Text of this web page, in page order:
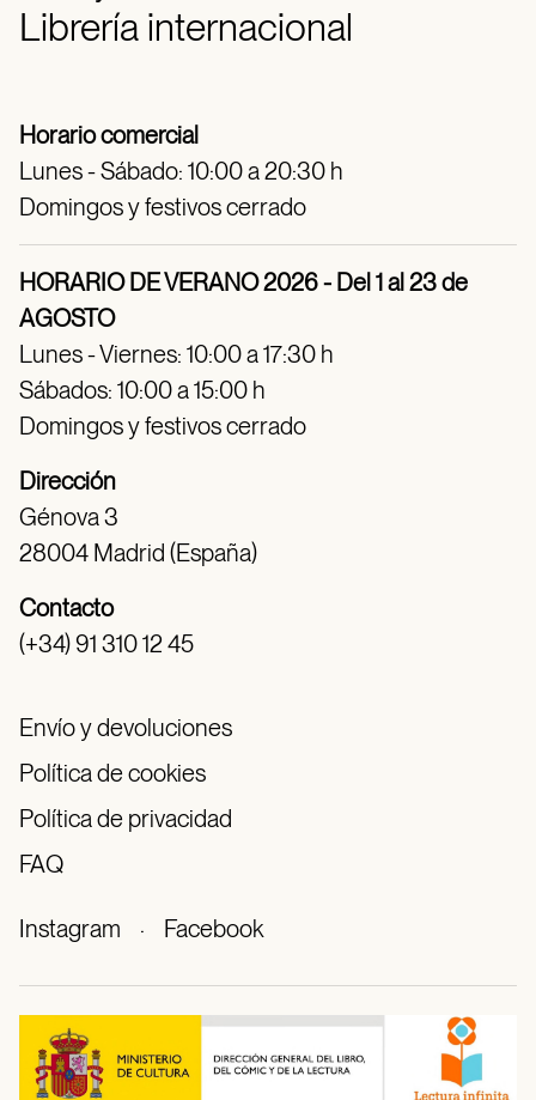
Librería internacional
Horario comercial
Lunes - Sábado: 10:00 a 20:30 h
Domingos y festivos cerrado
HORARIO DE VERANO 2026 - Del 1 al 23 de
AGOSTO
Lunes - Viernes: 10:00 a 17:30 h
Sábados: 10:00 a 15:00 h
Domingos y festivos cerrado
Dirección
Génova 3
28004 Madrid (España)
Contacto
(+34) 91 310 12 45
Envío y devoluciones
Política de cookies
Política de privacidad
FAQ
Instagram · Facebook